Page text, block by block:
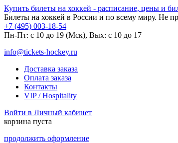
Купить билеты на хоккей - расписание, цены и
Билеты на хоккей в России и по всему миру. Не
+7 (495) 003-18-54
Пн-Пт: c 10 до 19 (Мск), Вых: с 10 до 17
info@tickets-hockey.ru
Доставка заказа
Оплата заказа
Контакты
VIP / Hospitality
Войти в Личный кабинет
корзина пуста
продолжить оформление